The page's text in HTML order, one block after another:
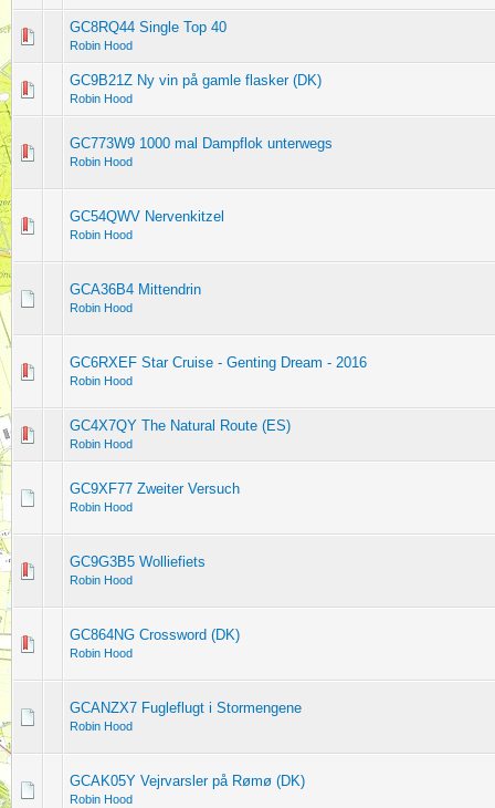
GC8RQ44 Single Top 40
Robin Hood
GC9B21Z Ny vin på gamle flasker (DK)
Robin Hood
GC773W9 1000 mal Dampflok unterwegs
Robin Hood
GC54QWV Nervenkitzel
Robin Hood
GCA36B4 Mittendrin
Robin Hood
GC6RXEF Star Cruise - Genting Dream - 2016
Robin Hood
GC4X7QY The Natural Route (ES)
Robin Hood
GC9XF77 Zweiter Versuch
Robin Hood
GC9G3B5 Wolliefiets
Robin Hood
GC864NG Crossword (DK)
Robin Hood
GCANZX7 Fugleflugt i Stormengene
Robin Hood
GCAK05Y Vejrvarsler på Rømø (DK)
Robin Hood